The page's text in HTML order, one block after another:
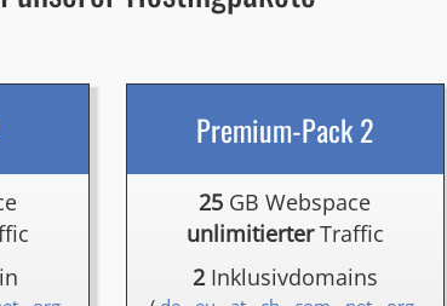
Premium-Pack 2
25 GB Webspace
unlimitierterTraffic
2Inklusivdomains